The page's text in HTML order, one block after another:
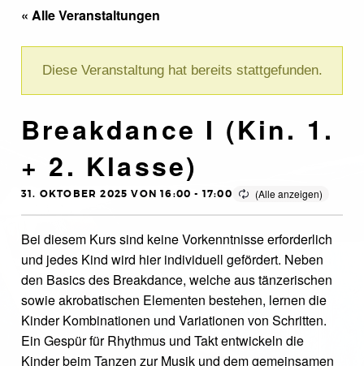
« Alle Veranstaltungen
Diese Veranstaltung hat bereits stattgefunden.
Breakdance I (Kin. 1.
+ 2. Klasse)
31. OKTOBER 2025 VON 16:00 - 17:00
Bei diesem Kurs sind keine Vorkenntnisse erforderlich
und jedes Kind wird hier individuell gefördert. Neben
den Basics des Breakdance, welche aus tänzerischen
sowie akrobatischen Elementen bestehen, lernen die
Kinder Kombinationen und Variationen von Schritten.
Ein Gespür für Rhythmus und Takt entwickeln die
Kinder beim Tanzen zur Musik und dem gemeinsamen